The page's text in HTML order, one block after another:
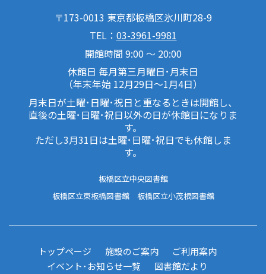
〒173-0013 東京都板橋区氷川町28-9
TEL： 03-3961-9981
開館時間 9:00 ～ 20:00
休館日 毎月第三月曜日･月末日
（年末年始 12月29日～1月4日）
月末日が土曜･日曜･祝日と重なるときは開館し、
直後の土曜･日曜･祝日以外の日が休館日になりま
す。
ただし3月31日は土曜･日曜･祝日でも休館しま
す。
板橋区立中央図書館
板橋区立東板橋図書館
板橋区立小茂根図書館
トップページ 施設のご案内
ご利用案内
イベント･お知らせ一覧
図書館だより